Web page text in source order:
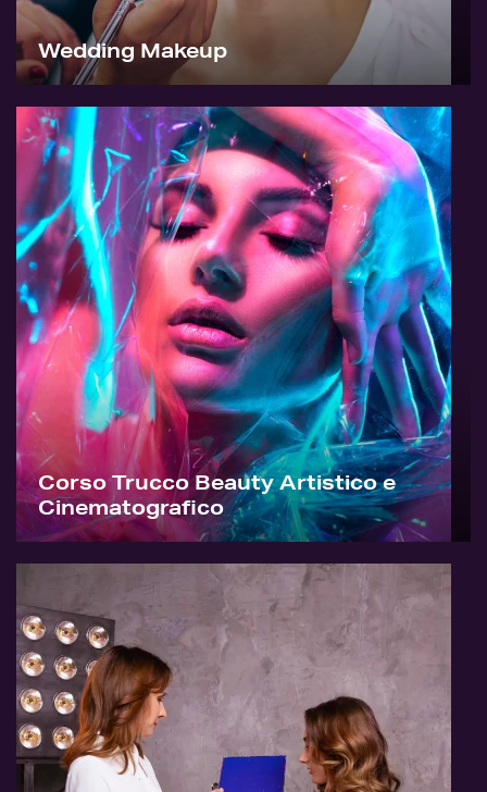
Wedding Makeup
Corso Trucco Beauty Artistico e
Cinematografico